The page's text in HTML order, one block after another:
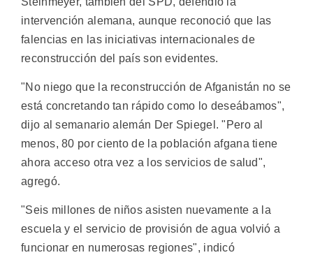
intervención alemana, aunque reconoció que las
falencias en las iniciativas internacionales de
reconstrucción del país son evidentes.
"No niego que la reconstrucción de Afganistán no se
está concretando tan rápido como lo deseábamos",
dijo al semanario alemán Der Spiegel. "Pero al
menos, 80 por ciento de la población afgana tiene
ahora acceso otra vez a los servicios de salud",
agregó.
"Seis millones de niños asisten nuevamente a la
escuela y el servicio de provisión de agua volvió a
funcionar en numerosas regiones", indicó